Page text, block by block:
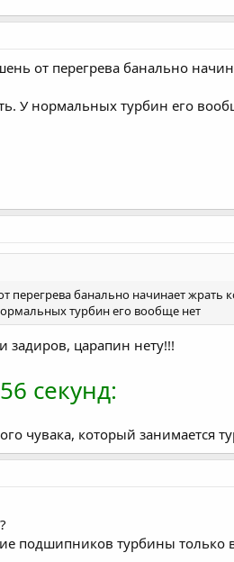
от перегрева банально
У нормальных турбин его
банально начинает жрать
турбин его вообще нет
задиров, царапин нету!!!
секунд:
чувака, который занимается
подшипников турбины только